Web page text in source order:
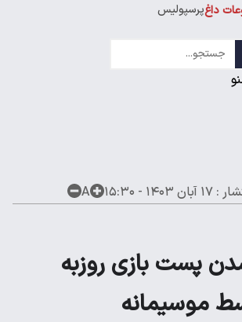
داغپرسپولیس
لیگ قهرمانان
:۱۷ آبان ۱۴۰۳ - ۱۵:۳۰ A
پست بازی روزبه
موسیمانه